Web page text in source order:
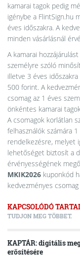
kamarai tagok pedig
igénybe a FlintSign.hu
éves időszakra. A
minden vásárlásnál
A kamarai
személyre szóló
illetve 3 éves
500 forint. A
csomag az 1 éves
önkéntes kamarai
A csomagok korlátlan
felhasználók számára
rendelkezésre, melyet
lehetőséget biztosít a
érvényességének
MKIK2026 kuponkód
kedvezményes
KAPCSOLÓDÓ
TUDJON MEG TÖBBET.
KAPTÁR: digitális
erősítésére